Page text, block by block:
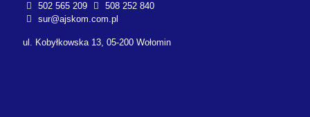
502 565 209
508 252 840
sur@ajskom.com.pl
ul. Kobyłkowska 13, 05-200 Wołomin